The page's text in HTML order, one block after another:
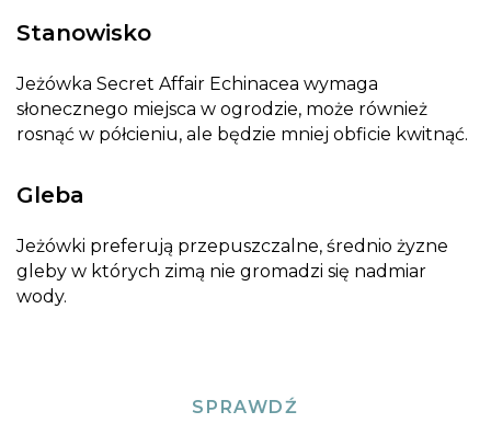
Stanowisko
Jeżówka Secret Affair Echinacea wymaga
słonecznego miejsca w ogrodzie, może również
rosnąć w półcieniu, ale będzie mniej obficie kwitnąć.
Gleba
Jeżówki preferują przepuszczalne, średnio żyzne
gleby w których zimą nie gromadzi się nadmiar
wody.
SPRAWDŹ